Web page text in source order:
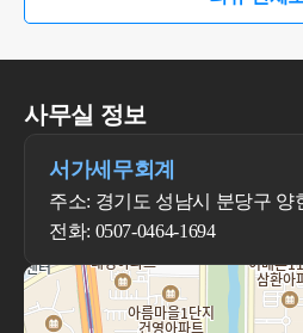
사무실 정보
서가세무회계
주소: 경기도 성남시 분당구 양
전화: 0507-0464-1694